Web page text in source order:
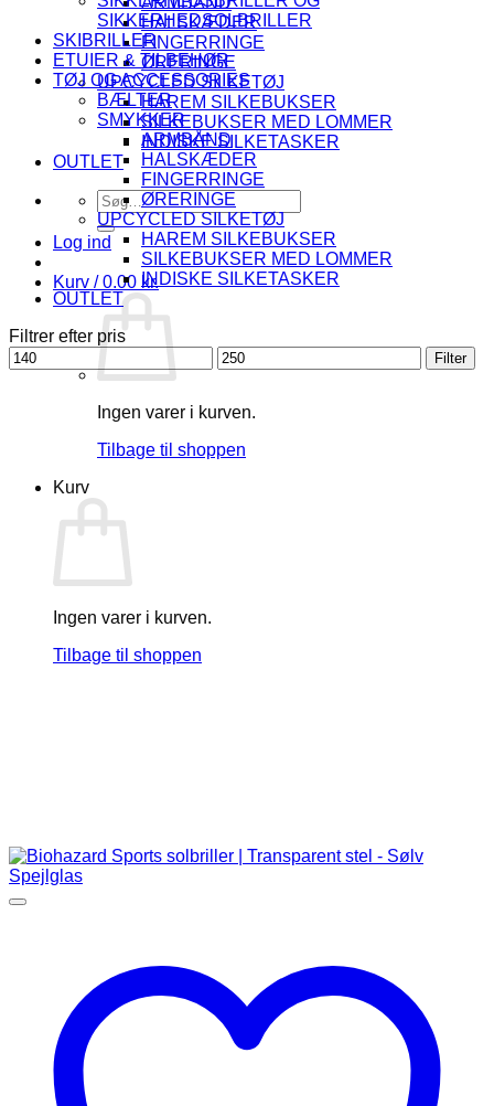
HALSKÆDER
FINGERRINGE
ØRERINGE
UPCYCLED SILKETØJ
HAREM SILKEBUKSER
SILKEBUKSER MED LOMMER
INDISKE SILKETASKER
OUTLET
Søg
efter:
Log ind
Kurv /0.00 kr.
Ingen varer i kurven.
Tilbage til shoppen
Kurv
Ingen varer i kurven.
Tilbage til shoppen
SIKKERHEDSOLBRILLER
SKIBRILLER
ETUIER & TILBEHØR
TØJ OG ACCESSORIES
BÆLTER
SMYKKER
ARMBÅND
HALSKÆDER
FINGERRINGE
ØRERINGE
UPCYCLED SILKETØJ
HAREM SILKEBUKSER
SILKEBUKSER MED LOMMER
INDISKE SILKETASKER
OUTLET
Filtrer efter pris
Mindste
pris
Højeste
pris
Filter